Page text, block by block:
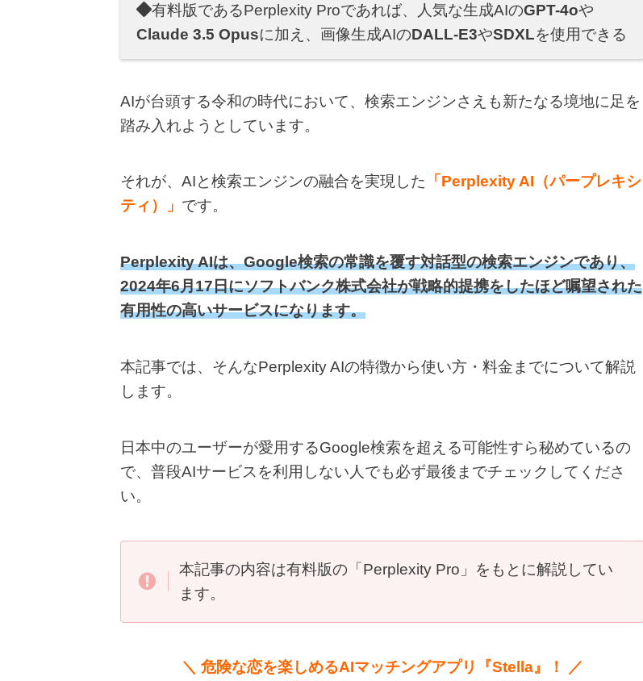
有料版であるPerplexity Proであれば、人気な生成AIのGPT-4oや
Claude 3.5 Opusに加え、画像生成AIのDALL-E3やSDXLを使用できる
AIが台頭する令和の時代において、検索エンジンさえも新たなる境地に足を
踏み入れようとしています。
それが、AIと検索エンジンの融合を実現した 「Perplexity AI（パープレキシ
ティ）」 です。
Perplexity AIは、Google検索の常識を覆す対話型の検索エンジンであり、
2024年6月17日にソフトバンク株式会社が戦略的提携をしたほど嘱望された
有用性の高いサービスになります。
本記事では、そんなPerplexity AIの特徴から使い方・料金までについて解説
します。
日本中のユーザーが愛用するGoogle検索を超える可能性すら秘めているの
で、普段AIサービスを利用しない人でも必ず最後までチェックしてくださ
い。
本記事の内容は有料版の「Perplexity Pro」をもとに解説してい
ます。
＼ 危険な恋を楽しめるAIマッチングアプリ『Stella』！ ／